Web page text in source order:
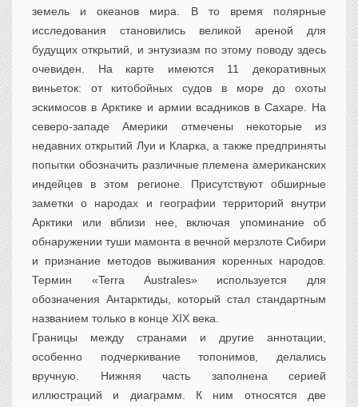
земель и океанов мира. В то время полярные
исследования становились великой ареной для
будущих открытий, и энтузиазм по этому поводу здесь
очевиден. На карте имеются 11 декоративных
виньеток: от китобойных судов в море до охоты
эскимосов в Арктике и армии всадников в Сахаре. На
северо-западе Америки отмечены некоторые из
недавних открытий Луи и Кларка, а также предприняты
попытки обозначить различные племена американских
индейцев в этом регионе. Присутствуют обширные
заметки о народах и географии территорий внутри
Арктики или вблизи нее, включая упоминание об
обнаружении туши мамонта в вечной мерзлоте Сибири
и признание методов выживания коренных народов.
Термин «Terra Australes» используется для
обозначения Антарктиды, который стал стандартным
названием только в конце XIX века.
Границы между странами и другие аннотации,
особенно подчеркивание топонимов, делались
вручную. Нижняя часть заполнена серией
иллюстраций и диаграмм. К ним относятся две